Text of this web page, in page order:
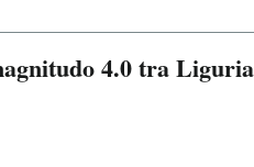
4.0 tra